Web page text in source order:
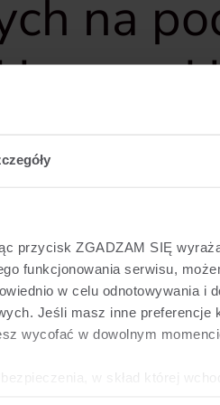
przycisk ZGADZAM SIĘ
funkcjonowania serwisu,
w celu odnotowywania i
Jeśli masz inne preferencje
wycofać w dowolnym
w skład której
na
ostateczny współczynnik
zawartych na podstawie